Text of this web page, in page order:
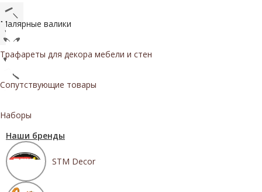
Малярные валики
Трафареты для декора мебели и стен
Сопутствующие товары
Наборы
Наши бренды
STM Decor